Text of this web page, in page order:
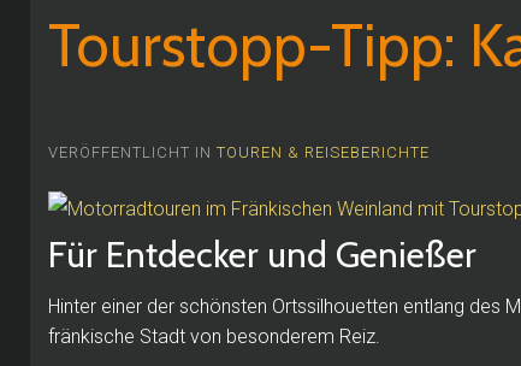
Tourstopp-Tipp:
VERÖFFENTLICHT IN TOUREN & REISEBERICHTE
Für Entdecker und Genießer
Hinter einer der schönsten Ortssilhouetten entlang des
fränkische Stadt von besonderem Reiz.